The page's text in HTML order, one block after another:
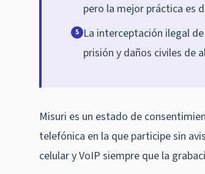
pero la mejor práctica es
5 La interceptación ilegal
prisión y daños civiles de
Misuri es un estado de
telefónica en la que participe sin
celular y VoIP siempre que la